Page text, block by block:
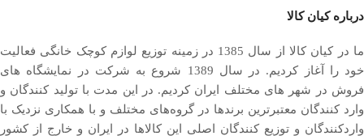
درباره کیان کالا
ما در کیان کالا از سال 1385 در زمینه توزیع لوازم کوچک خانگی فعالیت
خود را آغاز کردیم. در سال 1389 شروع به شرکت در نمایشگاه های
فروش در شهر های مختلف ایران کردیم. در اين مدت با توليد كنندگان و
وارد كنندگان معتبرترین برندها در گروه‌‏های مختلف و با همکاری نزدیک با
وارد‏کنندگان و توزیع‏ کنندگان اصلی این کالاها در ایران و خارج از کشور